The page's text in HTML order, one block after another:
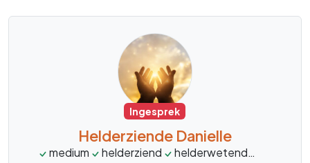
Ingesprek
Helderziende Danielle
medium helderziend helderwetend